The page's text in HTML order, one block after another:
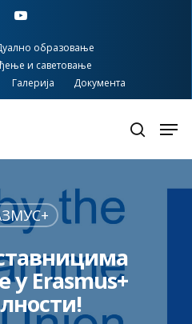
youtube
образовање
и саветовање
Галерија Документа
у Erasmus+